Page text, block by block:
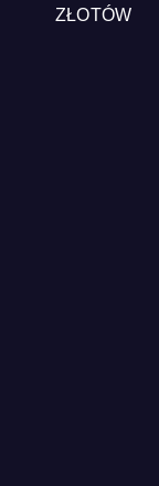
ZŁOTÓW